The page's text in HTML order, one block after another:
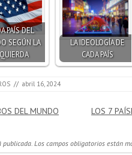
PAÍS DEL
SEGÚN LA
LA IDEOLOGÍA DE
CADA PAÍS
// abril 16, 2024
DEL MUNDO LOS 7
Los campos obligatorios están